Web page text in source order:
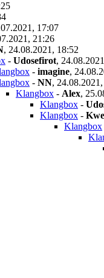
17:07
21:26
, 24.08.2021, 18:52
- Udosefirot,
- imagine,
- NN,
Klangbox - Alex,
Klangbox -
Klangbox -
Klangbox